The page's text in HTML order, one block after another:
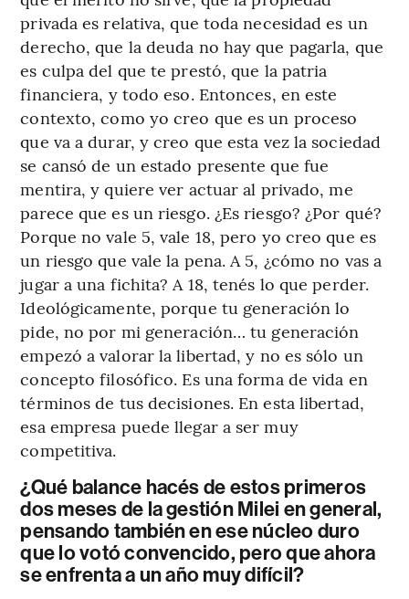
privada es relativa, que toda necesidad es un
derecho, que la deuda no hay que pagarla, que
es culpa del que te prestó, que la patria
financiera, y todo eso. Entonces, en este
contexto, como yo creo que es un proceso
que va a durar, y creo que esta vez la sociedad
se cansó de un estado presente que fue
mentira, y quiere ver actuar al privado, me
parece que es un riesgo. ¿Es riesgo? ¿Por qué?
Porque no vale 5, vale 18, pero yo creo que es
un riesgo que vale la pena. A 5, ¿cómo no vas a
jugar a una fichita? A 18, tenés lo que perder.
Ideológicamente, porque tu generación lo
pide, no por mi generación… tu generación
empezó a valorar la libertad, y no es sólo un
concepto filosófico. Es una forma de vida en
términos de tus decisiones. En esta libertad,
esa empresa puede llegar a ser muy
competitiva.
¿Qué balance hacés de estos primeros
dos meses de la gestión Milei en general,
pensando también en ese núcleo duro
que lo votó convencido, pero que ahora
se enfrenta a un año muy difícil?